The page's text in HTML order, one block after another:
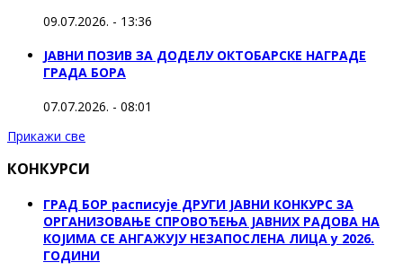
09.07.2026. - 13:36
ЈАВНИ ПОЗИВ ЗА ДОДЕЛУ ОКТOБАРСКЕ НАГРАДЕ
ГРАДА БОРА
07.07.2026. - 08:01
Прикажи све
КОНКУРСИ
ГРАД БОР расписује ДРУГИ ЈАВНИ КОНКУРС ЗА
ОРГАНИЗОВАЊЕ СПРОВОЂЕЊА ЈАВНИХ РАДОВА НА
КОЈИМА СЕ АНГАЖУЈУ НЕЗАПОСЛЕНА ЛИЦА у 2026.
ГОДИНИ